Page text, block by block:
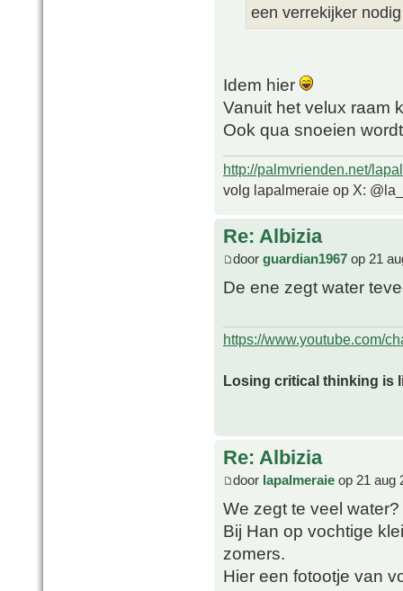
een verrekijker
Idem hier
Vanuit het velux raam
Ook qua snoeien
http://palmvrienden.net/
volg lapalmeraie op X:
Re: Albizia
door guardian1967 op 21
De ene zegt water
https://www.youtube.com/
Losing critical thinking is
Re: Albizia
door lapalmeraie op 21 aug
We zegt te veel water?
Bij Han op vochtige
zomers.
Hier een fotootje van